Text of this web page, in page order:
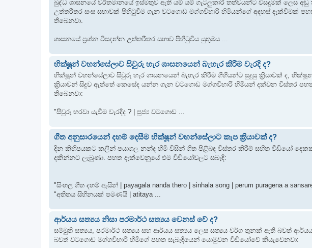
බුද්ධ ශාසනයේ වර්තමානයේ ඉස්මතුව ඇති යම් යම් ගැටලුකාරී තත්වයන්ට විසදුමක් ලෙස
උත්තරීතර සංඝ සභාවක් පිහිටුවීම ගැන වටගොඩ මග්ගවිහාරි හිමියන්ගේ අදහස් දැක්වීමක්
තිබෙනවා.
ශාසනයේ ප්‍රශ්න විසදන්න උත්තරීතර සභාව පිහිටුවිය යුතුමය ...
භික්ෂූන් වහන්සේලාව සිවුරු හැර ශාසනයෙන් බැහැර කිරීම වැරදි ද?
භික්ෂූන් වහන්සේලාව සිවුරු හැර ශාසනයෙන් බැහැර කිරීම ගිහියන්ට සුදුසු ක්‍රියාවක් ද,
ක්‍රියාවන් සිදුව ඇත්තේ කෙසේද යන්න ගැන වටගොඩ මග්ගවිහාරි හිමියන් දක්වන විස්තර
තිබෙනවා:
"සිවුරු හරවා යැවීම වැරදිද ? | පූජ්‍ය වටගොඩ ...
ගීත අනුසාරයෙන් දහම් දෙසීම භික්ෂූන් වහන්සේලාට කැප ක්‍රියාවක් ද?
දින කිහිපයකට කලින් පයාගල නන්ද හිමි විසින් ගීත පිළිබඳ විස්තර කිරීම් සහිත වීඩියෝ
දකින්නට ලැබුණා. පහත දැක්වෙනුයේ එම වීඩියෝවලට සබැඳි:
"සිංහල ගිත දහම් ඇසින් | payagala nanda thero | sinhala song | perum puragena a
"අතිතය සිහිනයක් පමණයි | atitaya ...
ආර්යය සත්‍යය නිසා පරමාර්ථ සත්‍යය වෙනස් වේ ද?
සම්මුති සත්‍යය, පරමාර්ථ සත්‍යය සහ ආර්යය සත්‍යය ලෙස සත්‍යය වර්ග තුනක් ඇති බවත්
බවත් වටගොඩ මග්ගවිහාරි හිමිගේ පහත සැබැඳියෙන් යොමුවන වීඩියෝවේ කියැවෙනවා: